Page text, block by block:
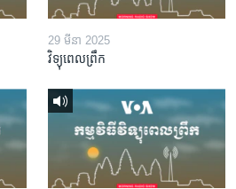
29 មីនា 2025
វិទ្យុពេលព្រឹក